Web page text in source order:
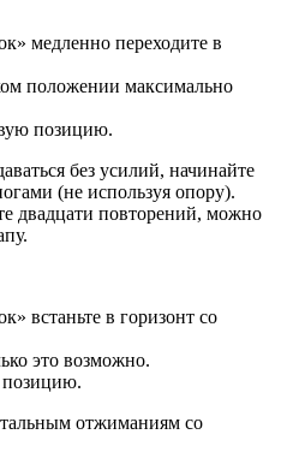
медленно переходите в
положении максимально
позицию.
без усилий, начинайте
(не используя опору).
двадцати повторений, можно
встаньте в горизонт со
это возможно.
позицию.
отжиманиям со